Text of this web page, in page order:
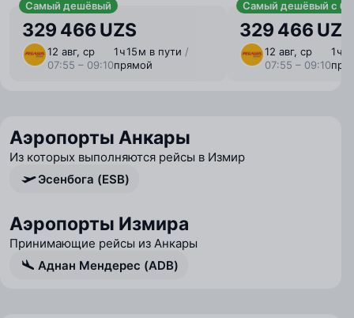
Самый дешёвый
329 466 UZS
12 авг, ср
07:55 – 09:10
1 ⁠ч 15 ⁠м в пути /
прямой
Самый дешёвый с
329 466 UZS
12 авг, ср
07:55 – 09:10
1 ⁠ч
Аэропорты Анкары
Из которых выполняются рейсы в Измир
Эсенбога (ESB)
Аэропорты Измира
Принимающие рейсы из Анкары
Аднан Мендерес (ADB)